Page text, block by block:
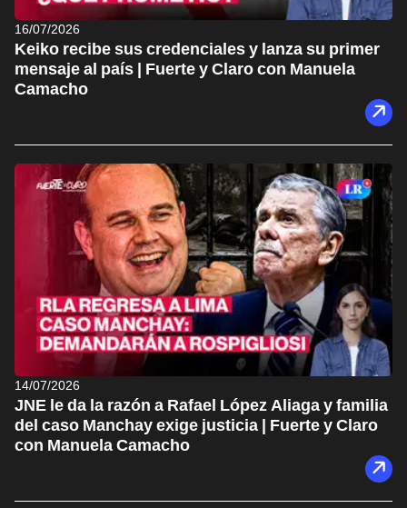
16/07/2026
Keiko recibe sus credenciales y lanza su primer
mensaje al país | Fuerte y Claro con Manuela
Camacho
14/07/2026
JNE le da la razón a Rafael López Aliaga y familia
del caso Manchay exige justicia | Fuerte y Claro
con Manuela Camacho